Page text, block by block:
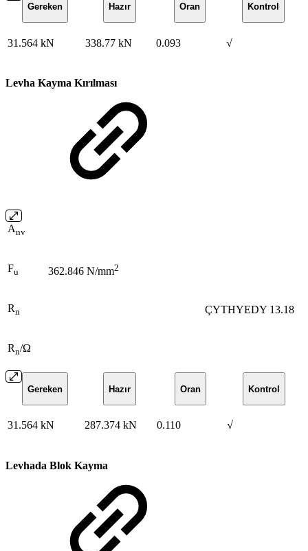
Gereken Hazır Oran Kontrol
31.564 kN 338.77 kN 0.093 √
Levha Kayma Kırılması
Anv
Fu 362.846 N/mm2
Rn ÇYTHYEDY 13.18
Rn/Ω
Gereken Hazır Oran Kontrol
31.564 kN 287.374 kN 0.110 √
Levhada Blok Kayma